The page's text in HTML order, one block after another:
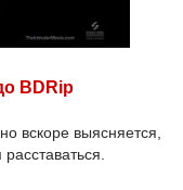
BDRip
вскоре выясняется,